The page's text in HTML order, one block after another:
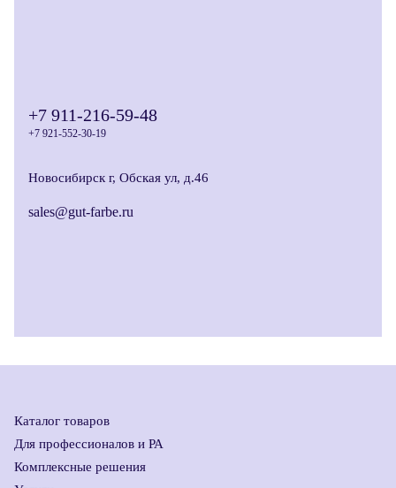
+7 911-216-59-48
+7 921-552-30-19
Новосибирск г, Обская ул, д.46
sales@gut-farbe.ru
Каталог товаров
Для профессионалов и РА
Комплексные решения